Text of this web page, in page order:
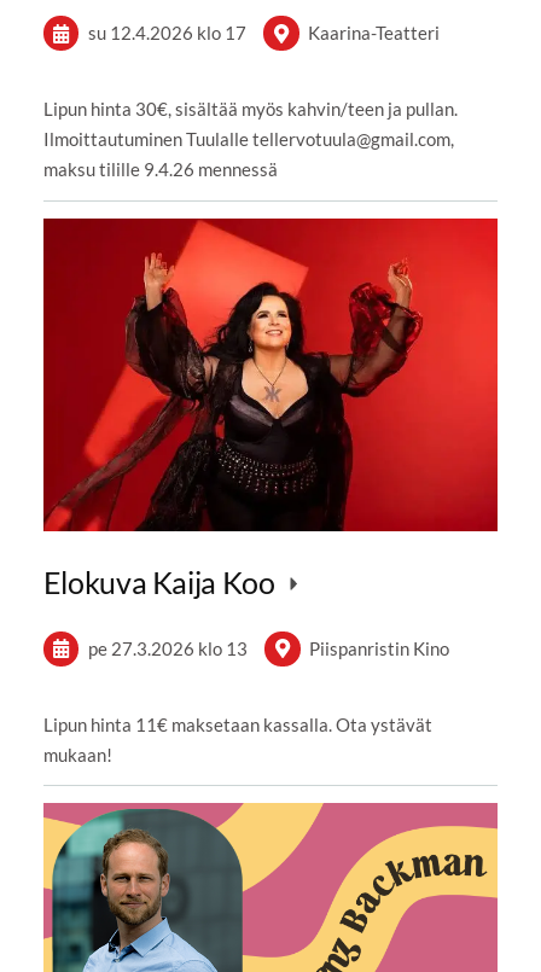
su 12.4.2026 klo 17 Kaarina-Teatteri
Lipun hinta 30€, sisältää myös kahvin/teen ja pullan.
Ilmoittautuminen Tuulalle tellervotuula@gmail.com,
maksu tilille 9.4.26 mennessä
Elokuva Kaija Koo
pe 27.3.2026 klo 13 Piispanristin Kino
Lipun hinta 11€ maksetaan kassalla. Ota ystävät
mukaan!